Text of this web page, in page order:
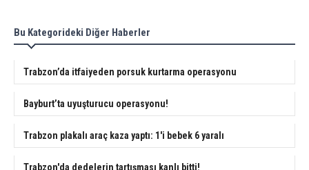
Bu Kategorideki Diğer Haberler
Trabzon’da itfaiyeden porsuk kurtarma operasyonu
Bayburt’ta uyuşturucu operasyonu!
Trabzon plakalı araç kaza yaptı: 1'i bebek 6 yaralı
Trabzon'da dedelerin tartışması kanlı bitti!